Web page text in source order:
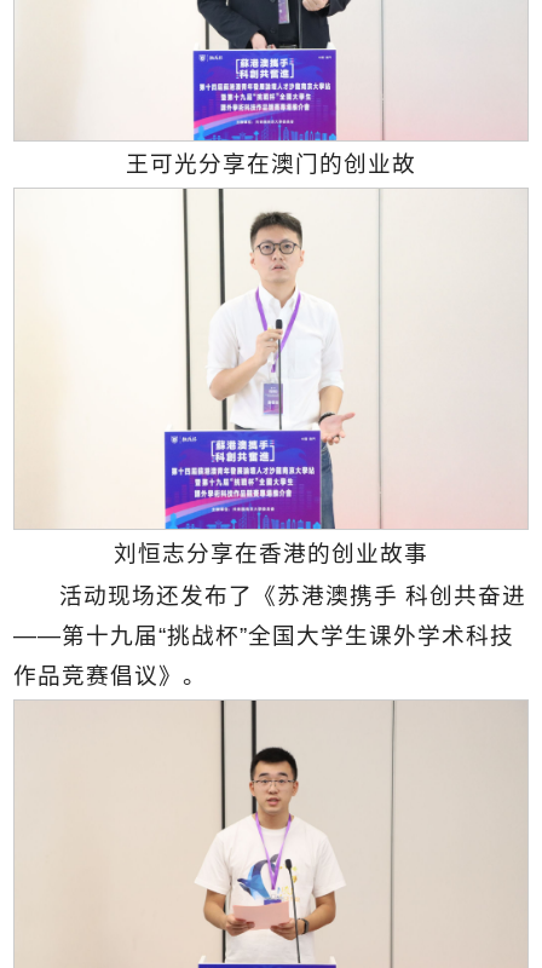
王可光分享在澳门的创业故
刘恒志分享在香港的创业故事
活动现场还发布了《苏港澳携手 科创共奋进
——第十九届“挑战杯”全国大学生课外学术科技
作品竞赛倡议》。